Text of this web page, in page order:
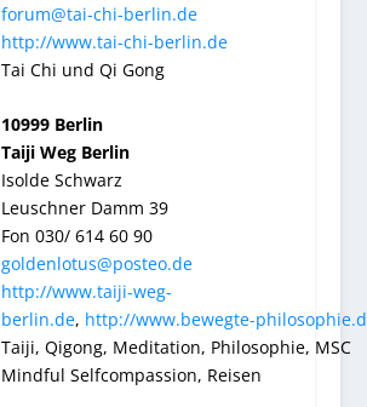
forum@tai-chi-berlin.de
http://www.tai-chi-berlin.de
Tai Chi und Qi Gong
10999 Berlin
Taiji Weg Berlin
Isolde Schwarz
Leuschner Damm 39
Fon 030/ 614 60 90
goldenlotus@posteo.de
http://www.taiji-weg-
berlin.de, http://www.bewegte-
Taiji, Qigong, Meditation, Philosophie, MSC
Mindful Selfcompassion, Reisen